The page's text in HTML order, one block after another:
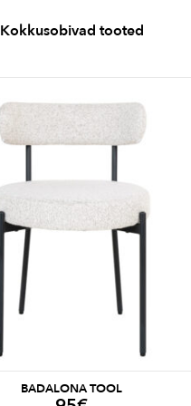
Kokkusobivad tooted
BADALONA TOOL